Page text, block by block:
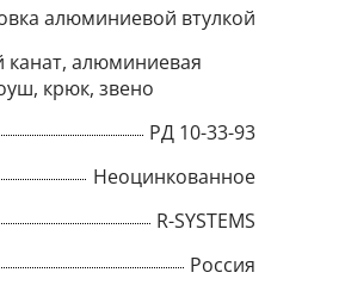
алюминиевой втулкой
канат, алюминиевая
крюк, звено
РД 10-33-93
Неоцинкованное
R-SYSTEMS
Россия
Popup Content